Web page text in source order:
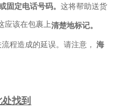
固定电话号码。这将帮助送货
应该在包裹上清楚地标记。
流程造成的延误。请注意，海
找到